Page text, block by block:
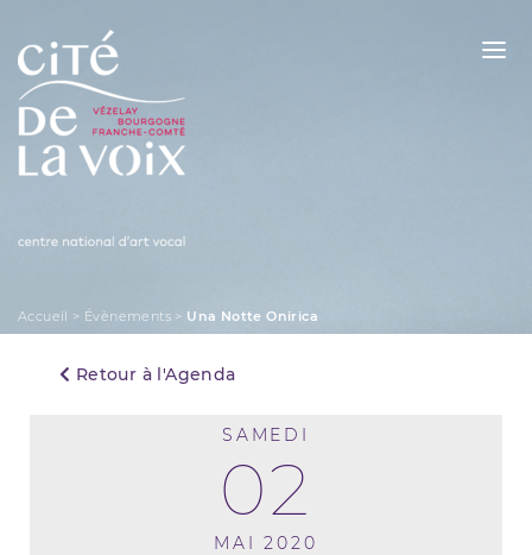
Skip
content
Accueil > Évènements > Una Notte Onirica
Retour à l'Agenda
SAMEDI
02
MAI 2020